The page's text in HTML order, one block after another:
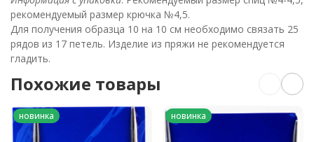
рекомендуемый размер крючка №4,5.
Для получения образца 10 на 10 см необходимо связать 25
рядов из 17 петель. Изделие из пряжи не рекомендуется
гладить.
Похожие товары
новинка новинка